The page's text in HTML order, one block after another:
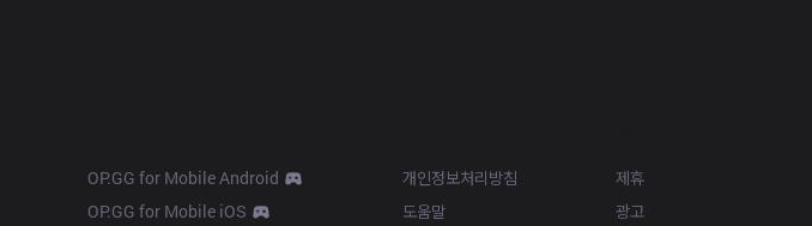
OP.GG for Mobile Android
OP.GG for Mobile iOS
개인정보처리방침
도움말
제휴
광고